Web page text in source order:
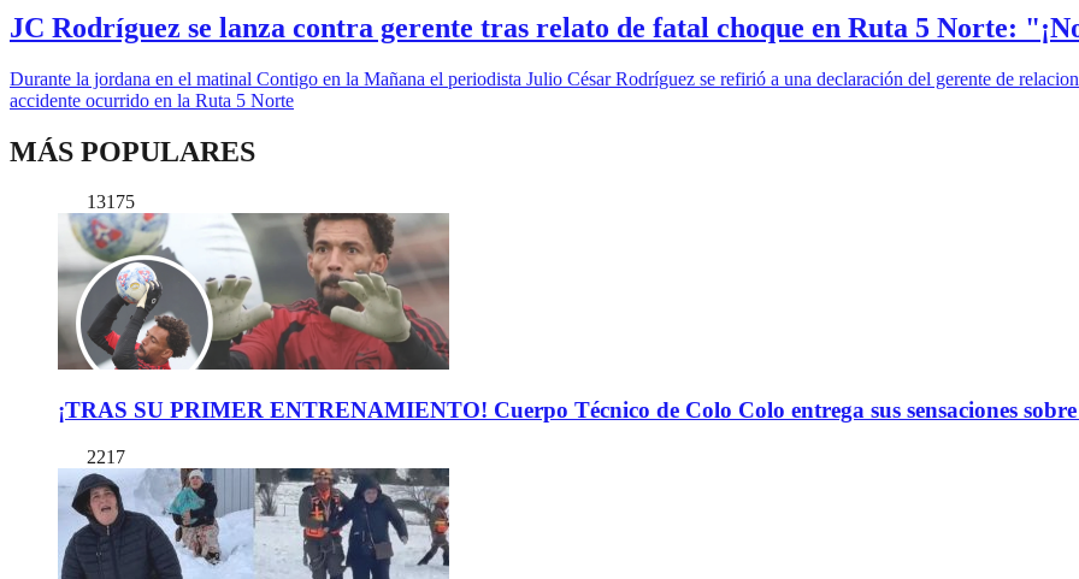
JC Rodríguez se lanza contra gerente tras relato de fatal choque en Ruta 5 Norte:
Durante la jordana en el matinal Contigo en la Mañana el periodista Julio César Rodríguez se refirió a una declaración del gerente de
accidente ocurrido en la Ruta 5 Norte
MÁS POPULARES
13175
¡TRAS SU PRIMER ENTRENAMIENTO! Cuerpo Técnico de Colo Colo entrega sus sensaciones
2217